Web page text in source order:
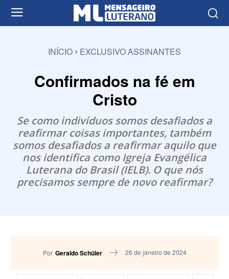
INÍCIO EXCLUSIVO ASSINANTES
Confirmados na fé em
Cristo
Se como indivíduos somos desafiados a
reafirmar coisas importantes, também
somos desafiados a reafirmar aquilo que
nos identifica como Igreja Evangélica
Luterana do Brasil (IELB). O que nós
precisamos sempre de novo reafirmar?
Por Geraldo Schüler 26 de janeiro de 2024